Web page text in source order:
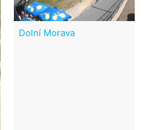
Dolní Morava